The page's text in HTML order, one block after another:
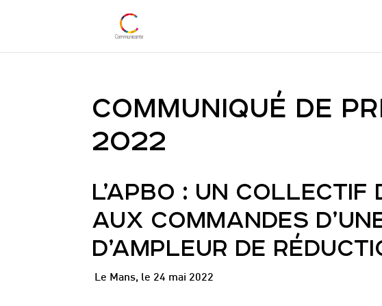
COMMUNIQUÉ DE
2022
L’APBO : UN COLLECTIF
AUX COMMANDES
D’AMPLEUR DE
Le Mans, le 24 mai 2022